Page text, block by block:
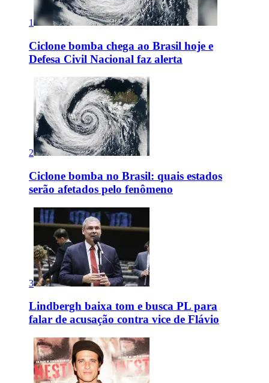
1
Ciclone bomba chega ao Brasil hoje e
Defesa Civil Nacional faz alerta
2
Ciclone bomba no Brasil: quais estados
serão afetados pelo fenômeno
3
Lindbergh baixa tom e busca PL para
falar de acusação contra vice de Flávio